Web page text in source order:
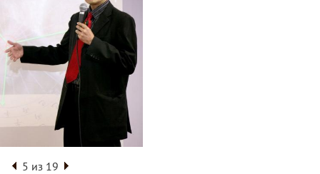
5 из 19